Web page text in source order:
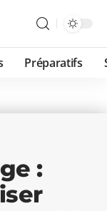
Préparatifs
: